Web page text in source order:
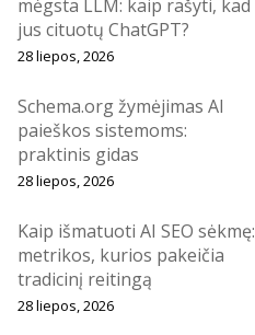
mėgsta LLM: kaip rašyti, kad
jus cituotų ChatGPT?
28 liepos, 2026
Schema.org žymėjimas AI
paieškos sistemoms:
praktinis gidas
28 liepos, 2026
Kaip išmatuoti AI SEO sėkmę:
metrikos, kurios pakeičia
tradicinį reitingą
28 liepos, 2026